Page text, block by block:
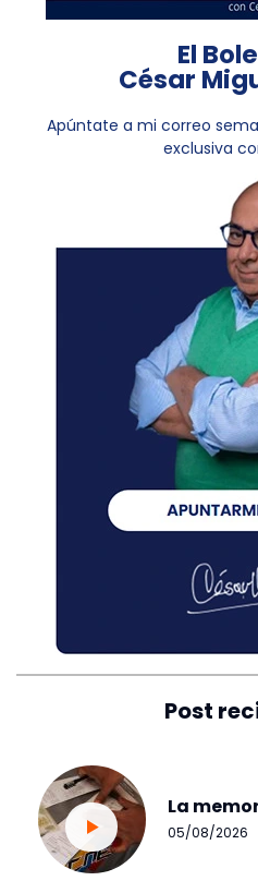
El
César
Apúntate a mi correo
exclusiva
Post
La
05/08/2026